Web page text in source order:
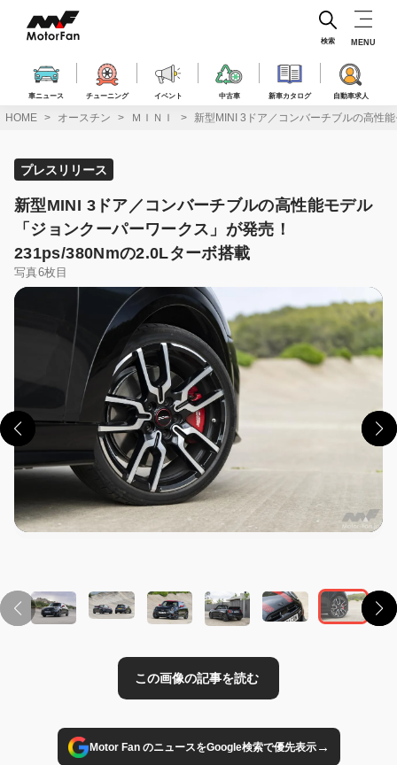
ス
車ニュース チューニング イベント 中古車 新車カタログ 自動車求人
検索 MENU
HOME オースチン ＭＩＮＩ 新型MINI 3ドア／コンバーチブルの高性
プレスリリース
新型MINI 3ドア／コンバーチブルの高性能モデル
「ジョンクーパーワークス」が発売！
231ps/380Nmの2.0Lターボ搭載
写真6枚目
Motor Fan のニュースをGoogle検索で優先表示→